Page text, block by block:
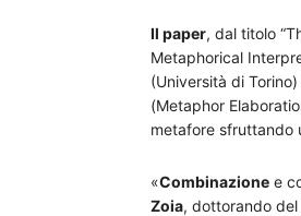
Il paper, dal titolo
Metaphorical
(Università di Torino)
(Metaphor
metafore sfruttando
«Combinazione e
Zoia, dottorando del